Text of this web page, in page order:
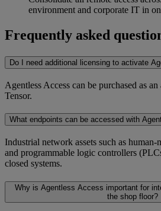
environment and corporate IT in
Frequently asked
Do I need additional licensing to activate
Agentless Access can be purchased as
Tensor.
What endpoints can be accessed with
Industrial network assets such as
and programmable logic controllers
closed systems.
Why is Agentless Access important for
the shop floor?